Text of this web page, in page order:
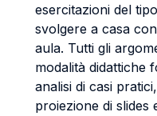
esercitazioni del tipo
svolgere a casa
aula. Tutti gli
modalità didattiche
analisi di casi
proiezione di slides